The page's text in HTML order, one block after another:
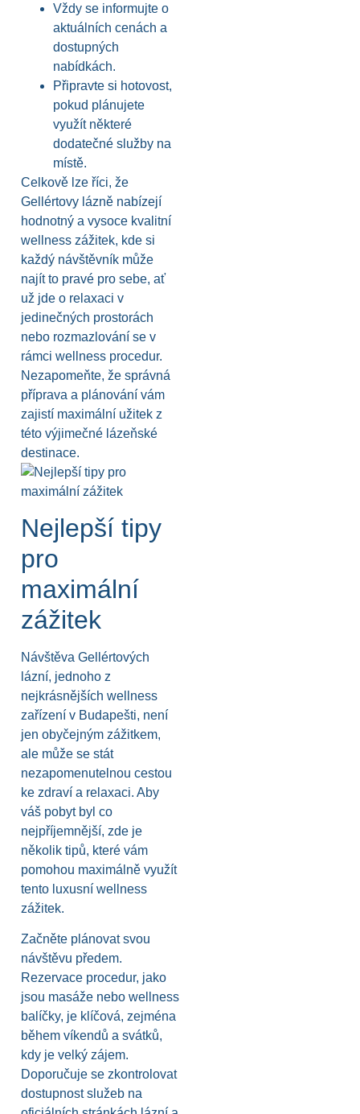
Vždy se informujte o
aktuálních cenách a
dostupných
nabídkách.
Připravte si hotovost,
pokud plánujete
využít některé
dodatečné služby na
místě.
Celkově lze říci, že
Gellértovy lázně nabízejí
hodnotný a vysoce kvalitní
wellness zážitek, kde si
každý návštěvník může
najít to pravé pro sebe, ať
už jde o relaxaci v
jedinečných prostorách
nebo rozmazlování se v
rámci wellness procedur.
Nezapomeňte, že správná
příprava a plánování vám
zajistí maximální užitek z
této výjimečné lázeňské
destinace.
Nejlepší tipy
pro
maximální
zážitek
Návštěva Gellértových
lázní, jednoho z
nejkrásnějších wellness
zařízení v Budapešti, není
jen obyčejným zážitkem,
ale může se stát
nezapomenutelnou cestou
ke zdraví a relaxaci. Aby
váš pobyt byl co
nejpříjemnější, zde je
několik tipů, které vám
pomohou maximálně využít
tento luxusní wellness
zážitek.
Začněte plánovat svou
návštěvu předem.
Rezervace procedur, jako
jsou masáže nebo wellness
balíčky, je klíčová, zejména
během víkendů a svátků,
kdy je velký zájem.
Doporučuje se zkontrolovat
dostupnost služeb na